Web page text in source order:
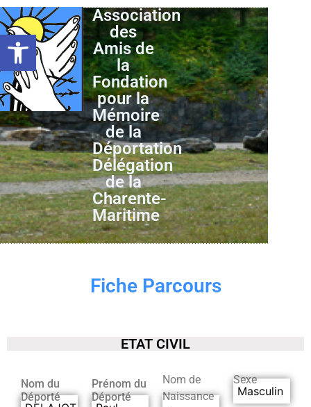
Ouvrir la barre d’outils
Association
des
Amis de
la
Fondation
pour la
Mémoire
de la
Déportation
Délégation
de la
Charente-
Maritime
Fiche Parcours
ETAT CIVIL
Nom du
Déporté
Prénom du
Déporté
Nom de
Naissance
Sexe
Masculin